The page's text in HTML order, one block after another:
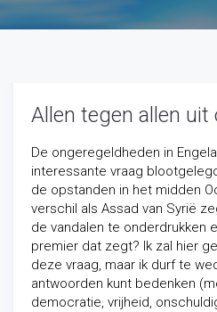
Allen tegen allen uit
De ongeregeldheden in
interessante vraag
de opstanden in het midden
verschil als Assad van Syrië
de vandalen te onderdrukken
premier dat zegt? Ik zal hier
deze vraag, maar ik durf te
antwoorden kunt bedenken
democratie, vrijheid,